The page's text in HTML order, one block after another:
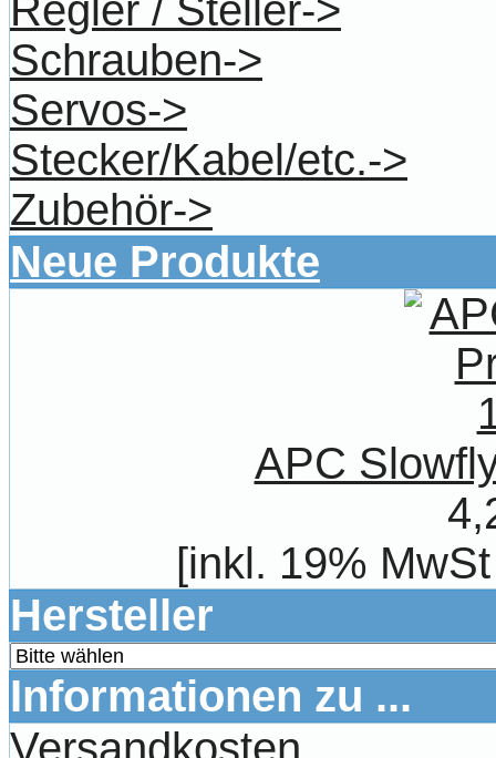
Regler / Steller->
Schrauben->
Servos->
Stecker/Kabel/etc.->
Zubehör->
Neue Produkte
APC
[inkl. 19%
Hersteller
Informationen zu ...
Versandkosten